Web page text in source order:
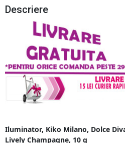
Descriere
Iluminator, Kiko Milano, Dolce
Lively Champagne, 10 g